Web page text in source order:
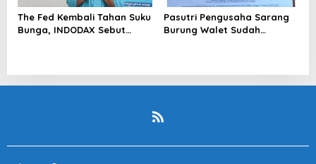
The Fed Kembali Tahan Suku
Bunga, INDODAX Sebut
Pasutri Pengusaha Sarang
Burung Walet Sudah